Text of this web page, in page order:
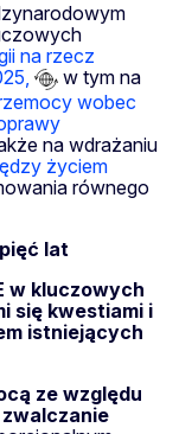
na rzecz
w tym na
wobec
na wdrażaniu
życiem
równego
lat
w kluczowych
się kwestiami i
istniejących
ze względu
zwalczanie